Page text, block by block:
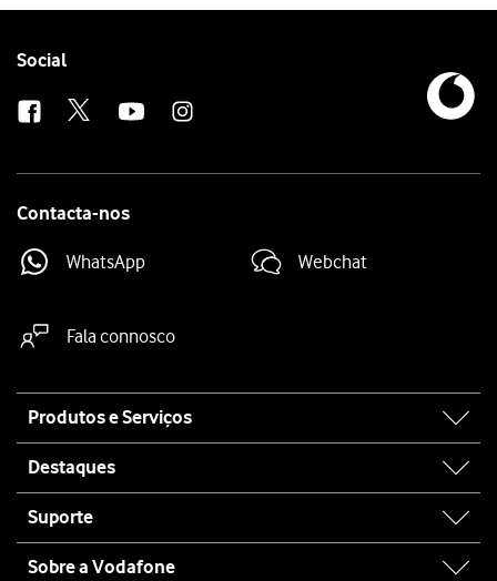
Follow
Social
Contacta-nos
WhatsApp Webchat
Fala connosco
map
Produtos e Serviços
Destaques
Suporte
Sobre a Vodafone